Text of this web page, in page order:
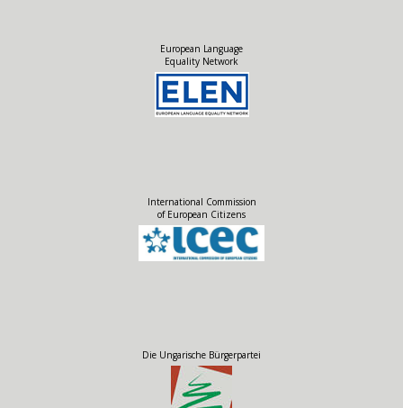
European Language
Equality Network
International Commission
of European Citizens
Die Ungarische Bürgerpartei